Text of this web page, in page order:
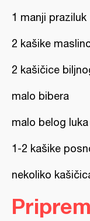
1 manji praziluk
2 kašike
2 kašičice
malo bibera
malo belog
1-2 kašike
nekoliko